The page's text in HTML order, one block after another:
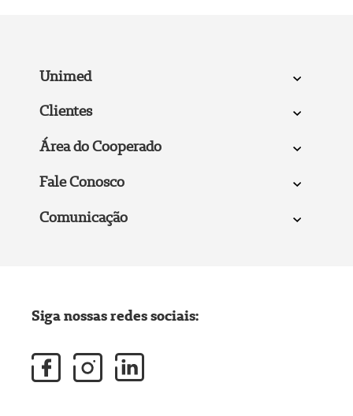
Unimed
Clientes
Área do Cooperado
Fale Conosco
Comunicação
Siga nossas redes sociais: